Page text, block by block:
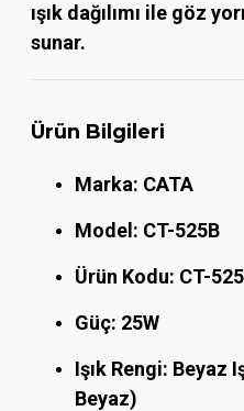
ışık dağılımı ile göz
sunar.
Ürün Bilgileri
Marka: CATA
Model: CT-525B
Ürün Kodu: CT-
Güç: 25W
Işık Rengi: Beyaz
Beyaz)